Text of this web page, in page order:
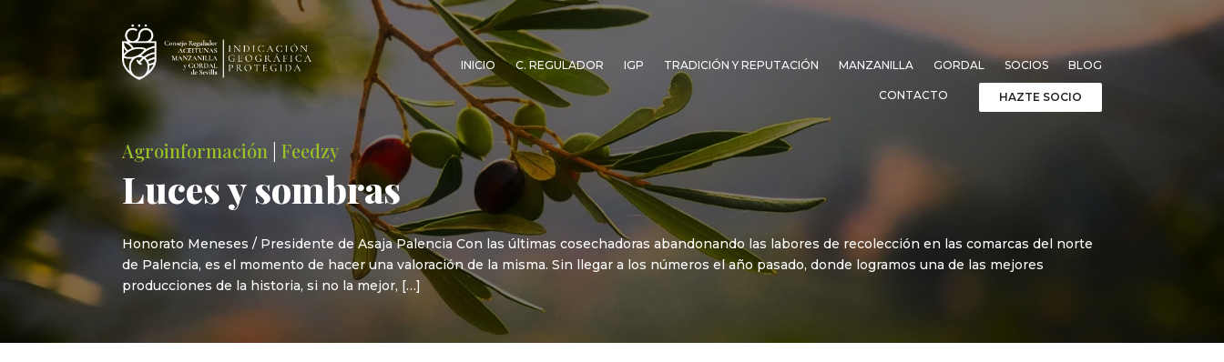
INICIO C. REGULADOR IGP TRADICIÓN Y REPUTACIÓN MANZANILLA GORDAL SOCIOS BLOG
CONTACTO HAZTE SOCIO
Agroinformación |Feedzy
Luces y sombras
Honorato Meneses / Presidente de Asaja Palencia Con las últimas cosechadoras abandonando las labores de recolección en las comarcas del norte
de Palencia, es el momento de hacer una valoración de la misma. Sin llegar a los números el año pasado, donde logramos una de las mejores
producciones de la historia, si no la mejor, […]